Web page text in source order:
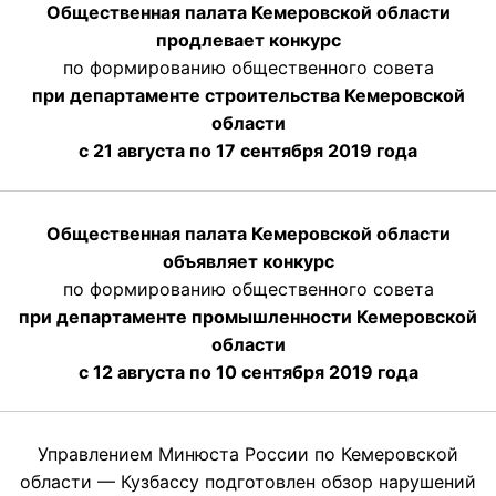
Общественная палата Кемеровской области
продлевает конкурс
по формированию общественного совета
при департаменте строительства Кемеровской
области
с 21 августа по 17 сентября 2019 года
Общественная палата Кемеровской области
объявляет конкурс
по формированию общественного совета
при департаменте промышленности Кемеровской
области
с 12 августа по 10 сентября 2019 года
Управлением Минюста России по Кемеровской
области — Кузбассу подготовлен обзор нарушений